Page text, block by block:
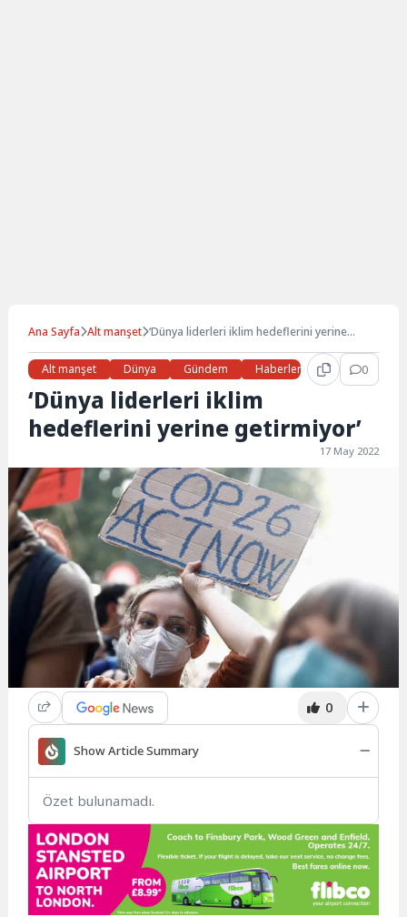
Ana Sayfa Alt manşet ‘Dünya liderleri iklim hedeflerini yerine
Alt manşet
Dünya Gündem Haberler Son Dakika
0
‘Dünya liderleri iklim
hedeflerini yerine getirmiyor’
17 May 2022
0
Show Article Summary
Özet bulunamadı.